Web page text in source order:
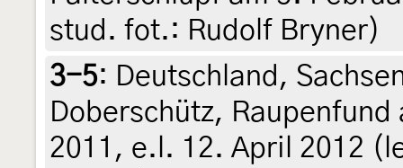
stud. fot.: Rudolf Bryner)
3-5: Deutschland,
Doberschütz,
2011, e.l. 12. April 2012